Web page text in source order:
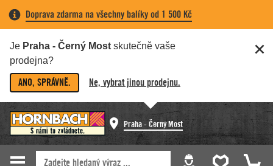
Doprava zdarma na všechny balíky od 1 500 Kč
Je Praha - Černý Most skutečně vaše
prodejna?
ANO, SPRÁVNĚ. Ne, vybrat jinou prodejnu.
Praha - Černý Most